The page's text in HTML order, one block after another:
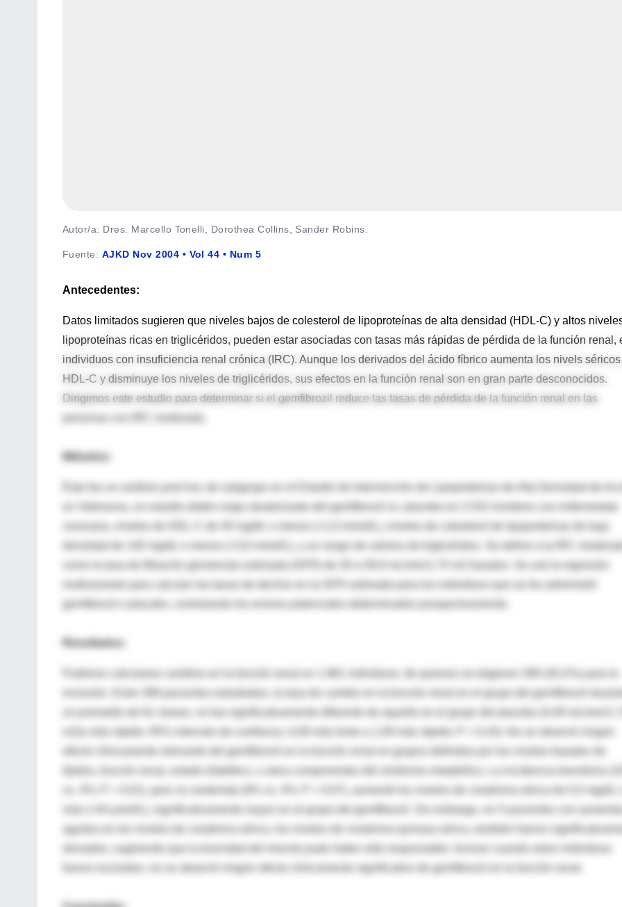
Autor/a: Dres. Marcello Tonelli, Dorothea Collins, Sander Robins.
Fuente: AJKD Nov 2004 • Vol 44 • Num 5
Antecedentes:
Datos limitados sugieren que niveles bajos de colesterol de lipoproteínas de alta densidad (HDL-C) y altos
lipoproteínas ricas en triglicéridos, pueden estar asociadas con tasas más rápidas de pérdida de la función renal,
individuos con insuficiencia renal crónica (IRC). Aunque los derivados del ácido fíbrico aumenta los nivels
HDL-C y disminuye los niveles de triglicéridos, sus efectos en la función renal son en gran parte desconocidos.
Dirigimos este estudio para determinar si el gemfibrozil reduce las tasas de pérdida de la función renal en las
Métodos:
Éste fue un análisis post hoc de subgrupo en el Estudio de Intervención de Lipoproteínas de Alta Densidad de
en Veteranos, un estudio doble-ciego aleatorizado del gemfibrozil vs. placebo en 2.531 hombres con enfermedad
coronaria, niveles de HDL-C de 40 mg/dL o menos (=1,0 mmol/L), niveles de colesterol de lipoproteínas de baja
densidad de 140 mg/dL o menos (=3,6 mmol/L), y un rango de valores de triglicéridos. Se define a la IRC moderada
como la tasa de filtración glomerular estimada (GFR) de 30 a 59,9 mL/min/1,73 m2 basales. Se usó la regresión
gemfibrozil o placebo, controlando los errores potenciales determinados prospectivamente.
Resultados:
Pudieron calcularse cambios en la función renal en 1.981 individuos, de quienes se eligieron 399 (20,2%) para la
inclusión. Entre 399 pacientes estudiados, la tasa de cambio en la función renal en el grupo del gemfibrozil durante
un promedio de 61 meses, no fue significativamente diferente de aquella en el grupo del placebo (0,49 mL/min/1,73
m2/y más rápido; 95% intervalo de confianza, 0,09 más lento a 1,09 más rápido; P = 0,10). No se observó ningún
efecto clínicamente relevante del gemfibrozil en la función renal en grupos definidos por los niveles basales de
lípidos, función renal, estado diabético, u otros componentes del síndrome metabólico. La incidencia transitoria
vs. 4%; P = 0,01), pero no sostenida (9% vs. 4%; P = 0,07), aumentó los niveles de creatinina sérica de 0,5 mg/dL o
más (=44 µmol/L), significativamente mayor en el grupo del gemfibrozil. Sin embargo, en 5 pacientes con aumentos
agudos en los niveles de creatinina sérica, los niveles de creatinina quinasa sérica, también fueron
elevados, sugiriendo que la toxicidad del miocito pudo haber sido responsable. Incluso cuando estos individuos
fueron excluidos, no se observó ningún efecto clínicamente significativo de gemfibrozil en la función renal.